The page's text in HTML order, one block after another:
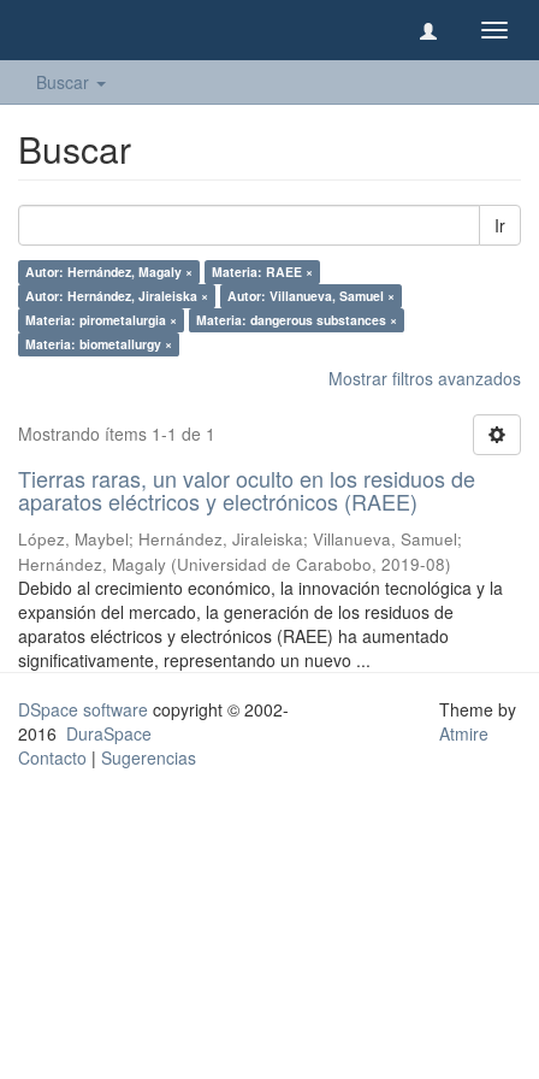
Buscar
Buscar
Ir
Autor: Hernández, Magaly ×
Materia: RAEE ×
Autor: Hernández, Jiraleiska ×
Autor: Villanueva, Samuel ×
Materia: pirometalurgia ×
Materia: dangerous substances ×
Materia: biometallurgy ×
Mostrar filtros avanzados
Mostrando ítems 1-1 de 1
Tierras raras, un valor oculto en los residuos de
aparatos eléctricos y electrónicos (RAEE)
López, Maybel; Hernández, Jiraleiska; Villanueva, Samuel;
Hernández, Magaly (Universidad de Carabobo, 2019-08)
Debido al crecimiento económico, la innovación tecnológica y la
expansión del mercado, la generación de los residuos de
aparatos eléctricos y electrónicos (RAEE) ha aumentado
significativamente, representando un nuevo ...
DSpace software copyright © 2002-
2016 DuraSpace
Contacto | Sugerencias
Theme by
Atmire